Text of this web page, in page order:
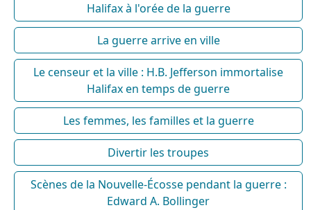
Halifax à l'orée de la guerre
La guerre arrive en ville
Le censeur et la ville : H.B. Jefferson immortalise
Halifax en temps de guerre
Les femmes, les familles et la guerre
Divertir les troupes
Scènes de la Nouvelle-Écosse pendant la guerre :
Edward A. Bollinger